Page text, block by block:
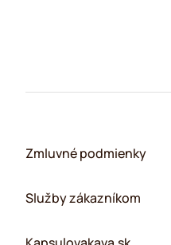
Zmluvné podmienky
Služby zákazníkom